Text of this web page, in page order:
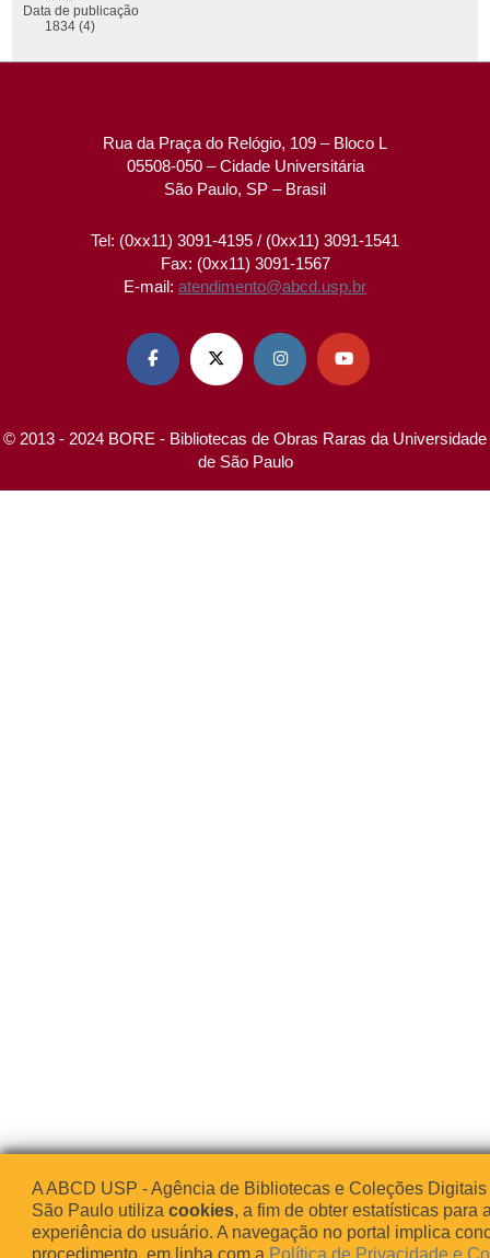
Data de publicação
1834 (4)
Rua da Praça do Relógio, 109 – Bloco L
05508-050 – Cidade Universitária
São Paulo, SP – Brasil
Tel: (0xx11) 3091-4195 / (0xx11) 3091-1541
Fax: (0xx11) 3091-1567
E-mail: atendimento@abcd.usp.br
   
© 2013 - 2024 BORE - Bibliotecas de Obras Raras da Universidade
de São Paulo
A ABCD USP - Agência de Bibliotecas e Coleções
São Paulo utiliza cookies, a fim de obter estatísticas para
experiência do usuário. A navegação no portal implica
procedimento, em linha com a Política de Privacidade e